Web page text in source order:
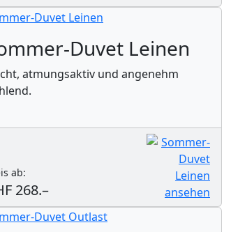
Duvet Leinen
atmungsaktiv und angenehm
ab:
268.–